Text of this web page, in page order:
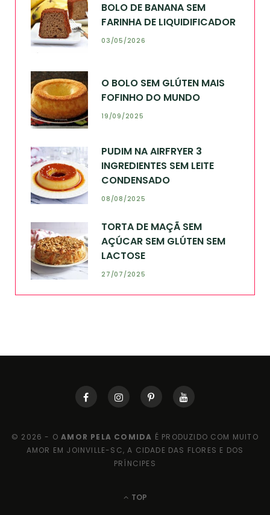
BOLO DE BANANA SEM
FARINHA DE LIQUIDIFICADOR
03/05/2026
O BOLO SEM GLÚTEN MAIS
FOFINHO DO MUNDO
19/09/2025
PUDIM NA AIRFRYER 3
INGREDIENTES SEM LEITE
CONDENSADO
08/08/2025
TORTA DE MAÇÃ SEM
AÇÚCAR SEM GLÚTEN SEM
LACTOSE
27/07/2025
© 2026 - OAMOR PELA COMIDA É PRODUZIDO COM MUITO
AMOR EM JOINVILLE-SC, A CIDADE DAS FLORES E DOS
PRÍNCIPES
TOP